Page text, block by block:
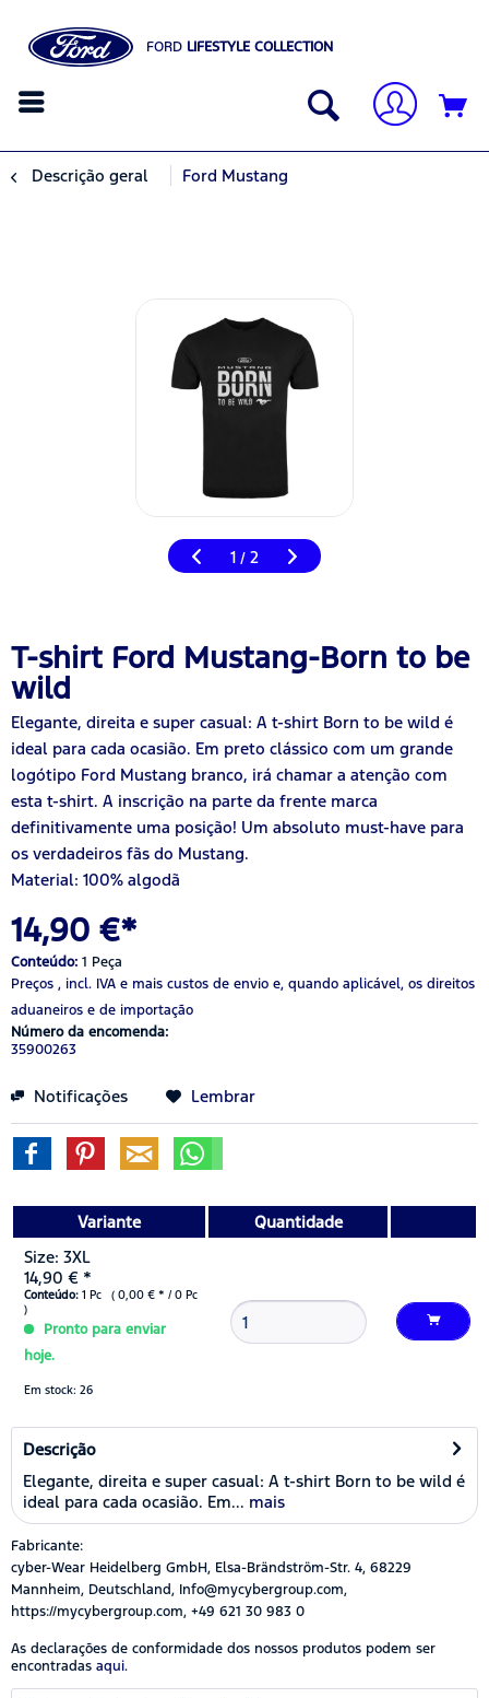
FORD LIFESTYLE COLLECTION
Descrição geral Ford Mustang
1 / 2
T-shirt Ford Mustang-Born to be
wild
Elegante, direita e super casual: A t-shirt Born to be wild é
ideal para cada ocasião. Em preto clássico com um grande
logótipo Ford Mustang branco, irá chamar a atenção com
esta t-shirt. A inscrição na parte da frente marca
definitivamente uma posição! Um absoluto must-have para
os verdadeiros fãs do Mustang.
Material: 100% algodã
14,90 €*
Conteúdo: 1 Peça
Preços , incl. IVA e mais custos de envio e, quando aplicável, os direitos
aduaneiros e de importação
Número da encomenda:
35900263
Notificações Lembrar
Variante
Quantidade
Size: 3XL
14,90 € *
Conteúdo: 1 Pc ( 0,00 € * / 0 Pc
)
Pronto para enviar
hoje.
Em stock: 26
Descrição
Elegante, direita e super casual: A t-shirt Born to be wild é
ideal para cada ocasião. Em... mais
Fabricante:
cyber-Wear Heidelberg GmbH, Elsa-Brändström-Str. 4, 68229
Mannheim, Deutschland, Info@mycybergroup.com,
https://mycybergroup.com, +49 621 30 983 0
As declarações de conformidade dos nossos produtos podem ser
encontradas aqui.